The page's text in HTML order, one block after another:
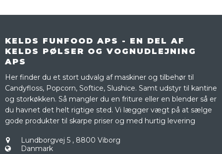
KELDS FUNFOOD APS - EN DEL AF
KELDS PØLSER OG VOGNUDLEJNING
APS
Her finder du et stort udvalg af maskiner og tilbehør til
Candyfloss, Popcorn, Softice, Slushice. Samt udstyr til kantine
og storkøkken. Så mangler du en friture eller en blender så er
du havnet det helt rigtige sted. Vi lægger vægt på at sælge
gode produkter til skarpe priser og med hurtig levering
Lundborgvej 5 , 8800 Viborg
Danmark